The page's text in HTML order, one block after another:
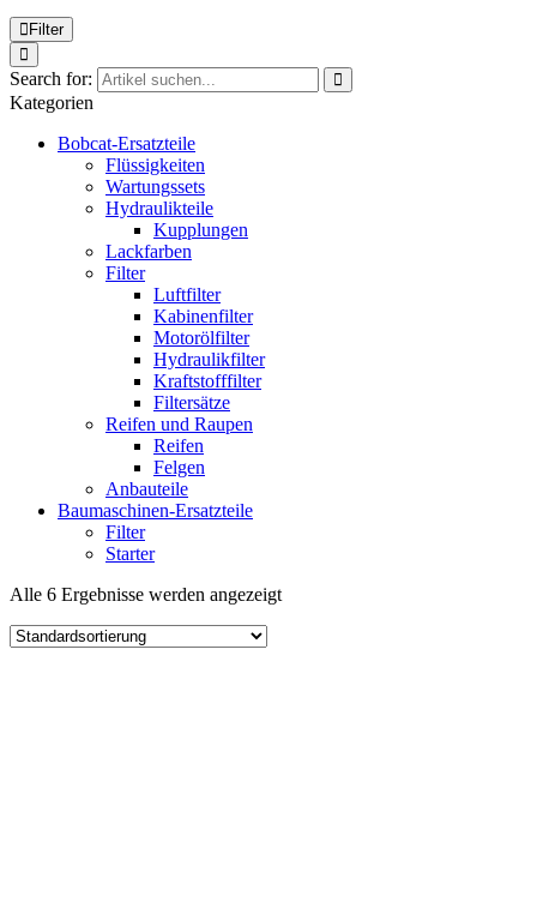
Filter
Search for:
Kategorien
Bobcat-Ersatzteile
Flüssigkeiten
Wartungssets
Hydraulikteile
Kupplungen
Lackfarben
Filter
Luftfilter
Kabinenfilter
Motorölfilter
Hydraulikfilter
Kraftstofffilter
Filtersätze
Reifen und Raupen
Reifen
Felgen
Anbauteile
Baumaschinen-Ersatzteile
Filter
Starter
Alle 6 Ergebnisse werden angezeigt